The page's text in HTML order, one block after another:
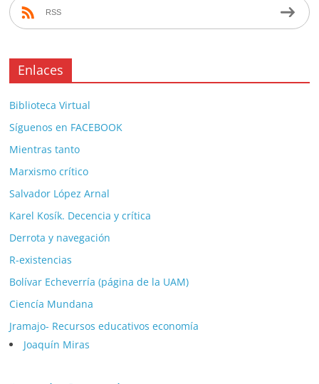
RSS
Enlaces
Biblioteca Virtual
Síguenos en FACEBOOK
Mientras tanto
Marxismo crítico
Salvador López Arnal
Karel Kosík. Decencia y crítica
Derrota y navegación
R-existencias
Bolívar Echeverría (página de la UAM)
Ciencía Mundana
Jramajo- Recursos educativos economía
Joaquín Miras